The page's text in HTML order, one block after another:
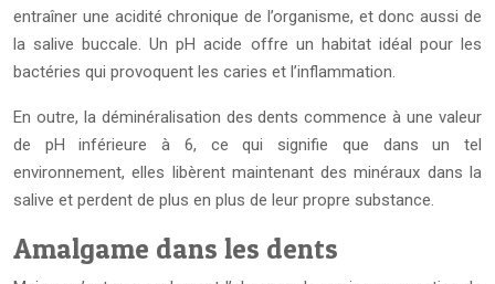
entraîner une acidité chronique de l’organisme, et donc aussi de
la salive buccale. Un pH acide offre un habitat idéal pour les
bactéries qui provoquent les caries et l’inflammation.
En outre, la déminéralisation des dents commence à une valeur
de pH inférieure à 6, ce qui signifie que dans un tel
environnement, elles libèrent maintenant des minéraux dans la
salive et perdent de plus en plus de leur propre substance.
Amalgame dans les dents